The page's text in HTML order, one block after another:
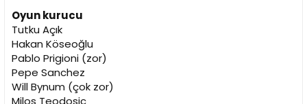
Oyun kurucu
Tutku Açık
Hakan Köseoğlu
Pablo Prigioni (zor)
Pepe Sanchez
Will Bynum (çok zor)